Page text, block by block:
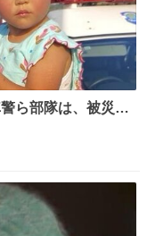
ら部隊は、被災場
ロールを行ってい
警ら部隊が、上益